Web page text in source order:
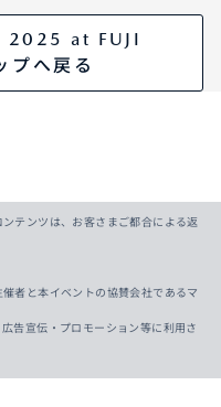
2025 at FUJI
プへ戻る
テンツは、お客さまご都合による返
者と本イベントの協賛会社であるマ
告宣伝・プロモーション等に利用さ